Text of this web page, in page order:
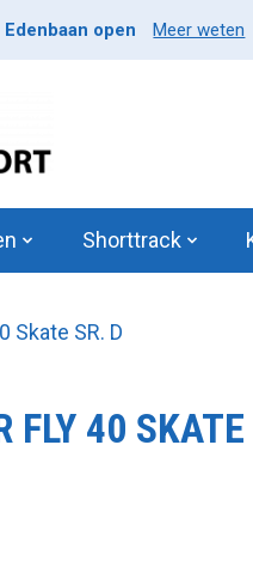
open Meer weten
Shorttrack
Skate SR. D
FLY 40